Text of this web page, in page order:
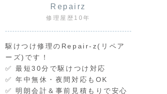
Repairz
修理屋歴10年
駆けつけ修理のRepair-z(リペア
ーズ)です！
✅ 最短30分で駆けつけ対応
✅ 年中無休・夜間対応もOK
✅ 明朗会計＆事前見積もりで安心